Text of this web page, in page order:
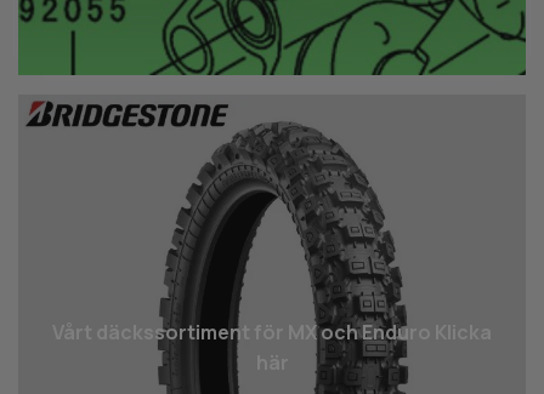
Vårt däcks­sortiment för MX och Enduro Klicka